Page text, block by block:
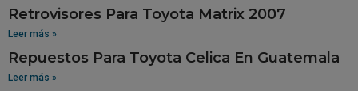
Retrovisores Para Toyota Matrix 2007
Leer más »
Repuestos Para Toyota Celica En Guatemala
Leer más »